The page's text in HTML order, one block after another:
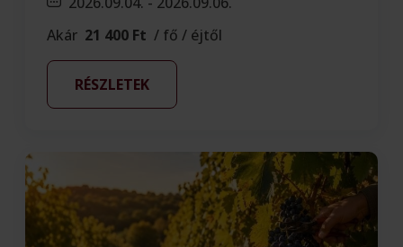
Akár 21 400 Ft / fő / éjtől
RÉSZLETEK